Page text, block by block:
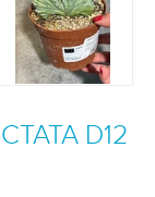
D12